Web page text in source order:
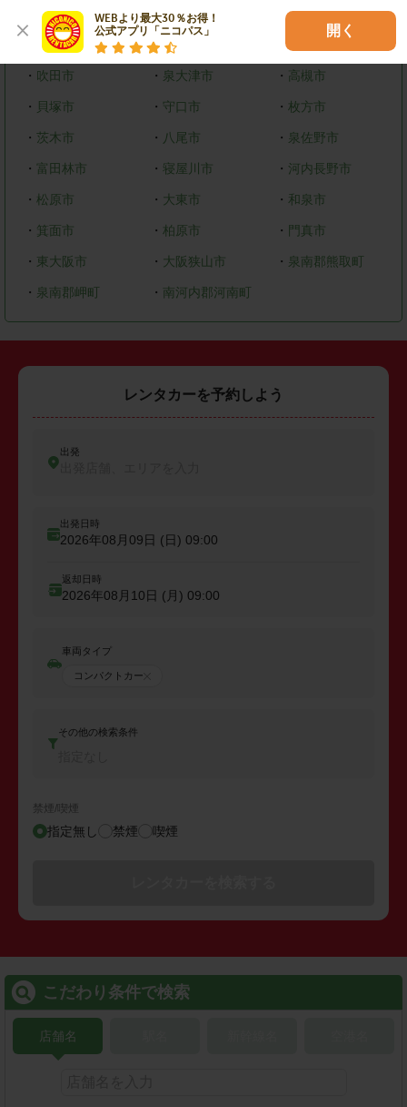
WEBより最大30％お得！
公式アプリ「ニコパス」
開く
その他市区町村
岸和田市 ・ 豊中市 ・
・ 吹田市 ・ 泉大津市 ・ 高槻市
・ 貝塚市 ・ 守口市 ・枚方市
・ 茨木市 ・ 八尾市 ・ 泉佐野市
・ 富田林市 ・ 寝屋川市 ・ 河内長野市
・ 松原市 ・ 大東市 ・ 和泉市
・ 箕面市 ・ 柏原市 ・ 門真市
・ 東大阪市 ・ 大阪狭山市 ・ 泉南郡熊取町
・ 泉南郡岬町 ・ 南河内郡河南町
レンタカーを予約しよう
出発
出発日時
2026年08月09日 (日) 09:00
返却日時
2026年08月10日 (月) 09:00
車両タイプ
コンパクトカー
その他の検索条件
禁煙/喫煙
指定無し 禁煙 喫煙
こだわり条件で検索
店舗名